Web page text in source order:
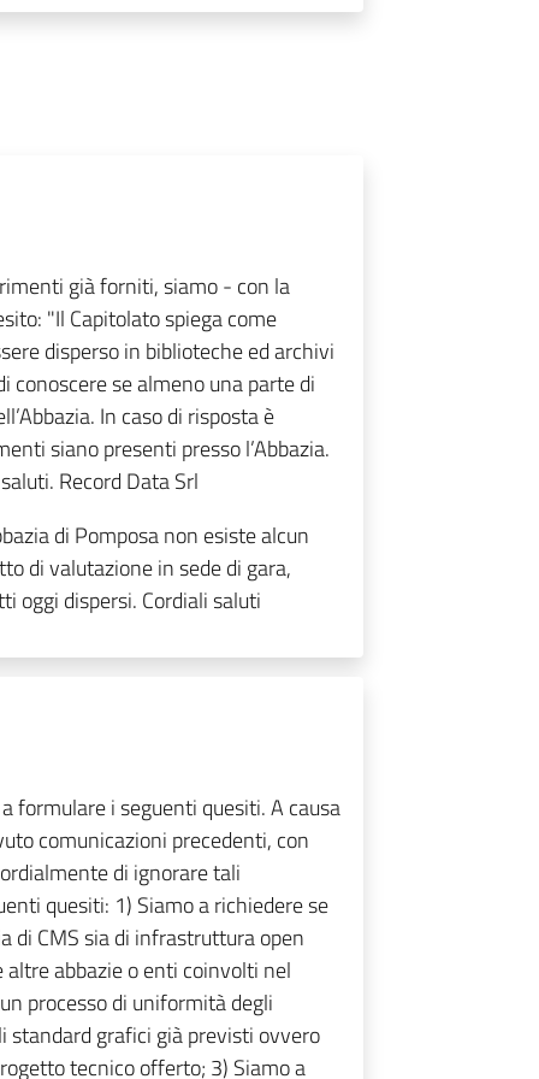
già forniti, siamo - con la
"Il Capitolato spiega come
disperso in biblioteche ed archivi
conoscere se almeno una parte di
In caso di risposta è
siano presenti presso l’Abbazia.
Record Data Srl
di Pomposa non esiste alcun
di valutazione in sede di gara,
oggi dispersi. Cordiali saluti
formulare i seguenti quesiti. A causa
comunicazioni precedenti, con
di ignorare tali
quesiti: 1) Siamo a richiedere se
di CMS sia di infrastruttura open
altre abbazie o enti coinvolti nel
processo di uniformità degli
standard grafici già previsti ovvero
tecnico offerto; 3) Siamo a